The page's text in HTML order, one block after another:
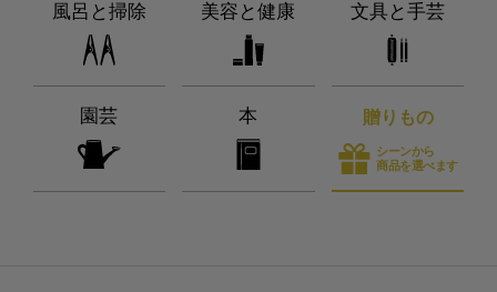
風呂と掃除 美容と健康 文具と手芸
園芸 本 贈りもの
シーンから
商品を選べます